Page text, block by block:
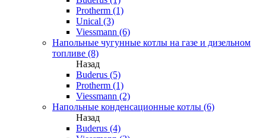
Protherm (1)
Unical (3)
Viessmann (6)
Напольные чугунные котлы на газе и дизельном
топливе (8)
Назад
Buderus (5)
Protherm (1)
Viessmann (2)
Напольные конденсационные котлы (6)
Назад
Buderus (4)